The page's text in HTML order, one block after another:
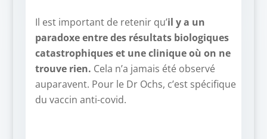
Il est important de retenir qu’il y a un
paradoxe entre des résultats biologiques
catastrophiques et une clinique où on ne
trouve rien. Cela n’a jamais été observé
auparavent. Pour le Dr Ochs, c’est spécifique
du vaccin anti-covid.